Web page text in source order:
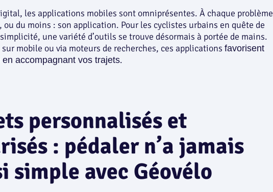
les applications mobiles sont omniprésentes. À chaque problème
ou du moins : son application. Pour les cyclistes urbains en quête de
une variété d’outils se trouve désormais à portée de mains.
sur mobile ou via moteurs de recherches, ces applications favorisent
en accompagnant vos trajets.
personnalisés et
: pédaler n’a jamais
simple avec Géovélo